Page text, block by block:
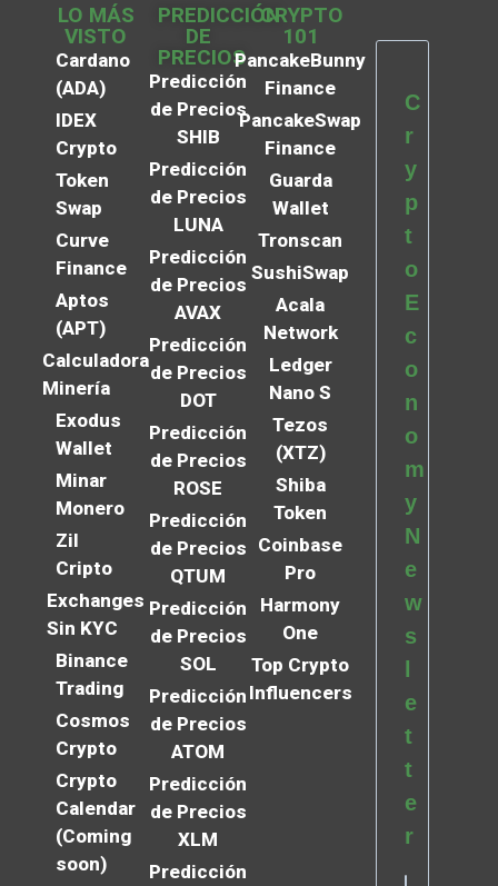
LO MÁS
VISTO
Cardano
(ADA)
IDEX
Crypto
Token
Swap
Curve
Finance
Aptos
(APT)
Calculadora
Minería
Exodus
Wallet
Minar
Monero
Zil
Cripto
Exchanges
Sin KYC
Binance
Trading
Cosmos
Crypto
Crypto
Calendar
(Coming
soon)
PREDICCIÓN
DE
PRECIOS
Predicción
de Precios
SHIB
Predicción
de Precios
LUNA
Predicción
de Precios
AVAX
Predicción
de Precios
DOT
Predicción
de Precios
ROSE
Predicción
de Precios
QTUM
Predicción
de Precios
SOL
Predicción
de Precios
ATOM
Predicción
de Precios
XLM
Predicción
CRYPTO
101
PancakeBunny
Finance
PancakeSwap
Finance
Guarda
Wallet
Tronscan
SushiSwap
Acala
Network
Ledger
Nano S
Tezos
(XTZ)
Shiba
Token
Coinbase
Pro
Harmony
One
Top Crypto
Influencers
C
r
y
p
t
o
E
c
o
n
o
m
y
N
e
w
s
e
t
t
e
r